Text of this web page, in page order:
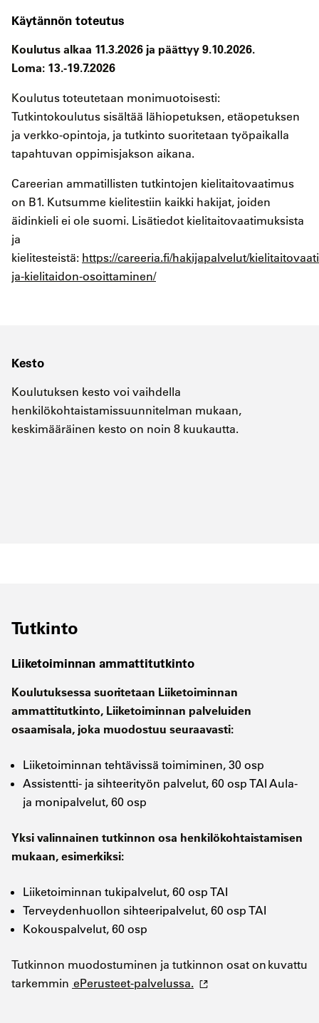
Käytännön toteutus
Koulutus alkaa 11.3.2026 ja päättyy 9.10.2026.
Loma: 13.-19.7.2026
Koulutus toteutetaan monimuotoisesti:
Tutkintokoulutus sisältää lähiopetuksen, etäopetuksen
ja verkko-opintoja, ja tutkinto suoritetaan työpaikalla
tapahtuvan oppimisjakson aikana.
Careerian ammatillisten tutkintojen kielitaitovaatimus
on B1. Kutsumme kielitestiin kaikki hakijat, joiden
äidinkieli ei ole suomi. Lisätiedot kielitaitovaatimuksista
ja
kielitesteistä: https://careeria.fi/hakijapalvelut/
ja-kielitaidon-osoittaminen/
Kesto
Koulutuksen kesto voi vaihdella
henkilökohtaistamissuunnitelman mukaan,
keskimääräinen kesto on noin 8 kuukautta.
Tutkinto
Liiketoiminnan ammattitutkinto
Koulutuksessa suoritetaan Liiketoiminnan
ammattitutkinto, Liiketoiminnan palveluiden
osaamisala, joka muodostuu seuraavasti:
Liiketoiminnan tehtävissä toimiminen, 30 osp
Assistentti- ja sihteerityön palvelut, 60 osp TAI Aula-
ja monipalvelut, 60 osp
Yksi valinnainen tutkinnon osa henkilökohtaistamisen
mukaan, esimerkiksi:
Liiketoiminnan tukipalvelut, 60 osp TAI
Terveydenhuollon sihteeripalvelut, 60 osp TAI
Kokouspalvelut, 60 osp
Tutkinnon muodostuminen ja tutkinnon osat on kuvattu
tarkemmin ePerusteet-palvelussa.